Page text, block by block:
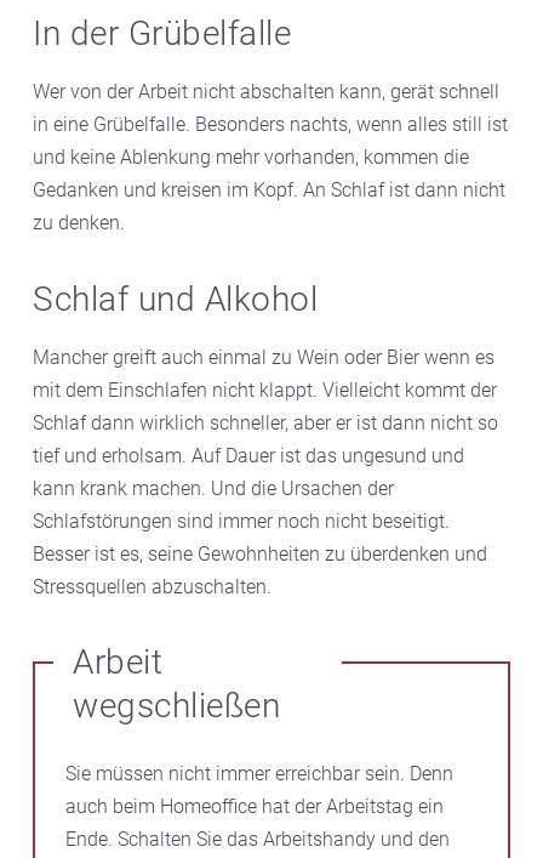
In der Grübelfalle
Wer von der Arbeit nicht abschalten kann, gerät schnell
in eine Grübelfalle. Besonders nachts, wenn alles still ist
und keine Ablenkung mehr vorhanden, kommen die
Gedanken und kreisen im Kopf. An Schlaf ist dann nicht
zu denken.
Schlaf und Alkohol
Mancher greift auch einmal zu Wein oder Bier wenn es
mit dem Einschlafen nicht klappt. Vielleicht kommt der
Schlaf dann wirklich schneller, aber er ist dann nicht so
tief und erholsam. Auf Dauer ist das ungesund und
kann krank machen. Und die Ursachen der
Schlafstörungen sind immer noch nicht beseitigt.
Besser ist es, seine Gewohnheiten zu überdenken und
Stressquellen abzuschalten.
Arbeit
wegschließen
Sie müssen nicht immer erreichbar sein. Denn
auch beim Homeoffice hat der Arbeitstag ein
Ende. Schalten Sie das Arbeitshandy und den